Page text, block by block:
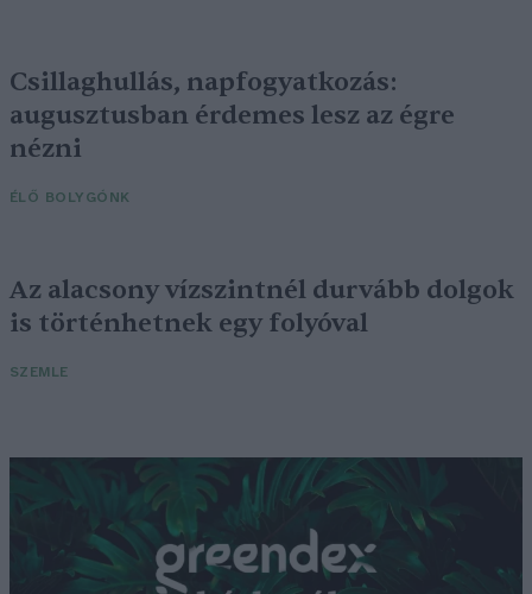
Csillaghullás, napfogyatkozás:
augusztusban érdemes lesz az égre
nézni
ÉLŐ BOLYGÓNK
Az alacsony vízszintnél durvább dolgok
is történhetnek egy folyóval
SZEMLE